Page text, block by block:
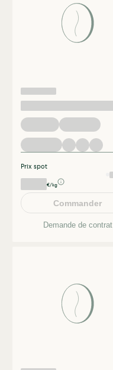
Prix spot
€/kg
Commander
Demande de contrat